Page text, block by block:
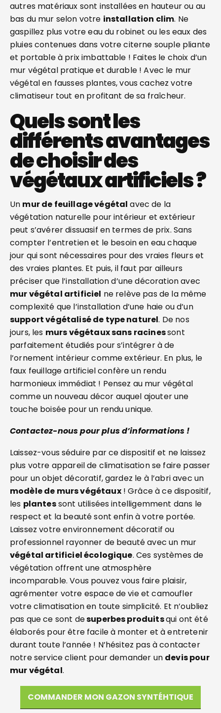
autres matériaux sont installées en hauteur ou au
bas du mur selon votre installation clim. Ne
gaspillez plus votre eau du robinet ou les eaux des
pluies contenues dans votre citerne souple pliante
et portable à prix imbattable ! Faites le choix d’un
mur végétal pratique et durable ! Avec le mur
végétal en fausses plantes, vous cachez votre
climatiseur tout en profitant de sa fraîcheur.
Quels sont les
différents avantages
de choisir des
végétaux artificiels ?
Un mur de feuillage végétal avec de la
végétation naturelle pour intérieur et extérieur
peut s’avérer dissuasif en termes de prix. Sans
compter l’entretien et le besoin en eau chaque
jour qui sont nécessaires pour des vraies fleurs et
des vraies plantes. Et puis, il faut par ailleurs
préciser que l’installation d’une décoration avec
mur végétal artificiel ne relève pas de la même
complexité que l’installation d’une haie ou d’un
support végétalisé de type naturel. De nos
jours, les murs végétaux sans racinessont
parfaitement étudiés pour s’intégrer à de
l’ornement intérieur comme extérieur. En plus, le
faux feuillage artificiel confère un rendu
harmonieux immédiat ! Pensez au mur végétal
comme un nouveau décor auquel ajouter une
touche boisée pour un rendu unique.
Contactez-nous pour plus d’informations !
Laissez-vous séduire par ce dispositif et ne laissez
plus votre appareil de climatisation se faire passer
pour un objet décoratif, gardez le à l’abri avec un
modèle de murs végétaux! Grâce à ce dispositif,
les plantessont utilisées intelligemment dans le
respect et la beauté sont enfin à votre portée.
Laissez votre environnement décoratif ou
professionnel rayonner de beauté avec un mur
végétal artificiel écologique. Ces systèmes de
végétation offrent une atmosphère
incomparable. Vous pouvez vous faire plaisir,
agrémenter votre espace de vie et camoufler
votre climatisation en toute simplicité. Et n’oubliez
pas que ce sont desuperbes produitsqui ont été
élaborés pour être facile à monter et à entretenir
durant toute l’année ! N’hésitez pas à contacter
notre service client pour demander un devis pour
mur végétal.
COMMANDER MON GAZON SYNTÉHTIQUE